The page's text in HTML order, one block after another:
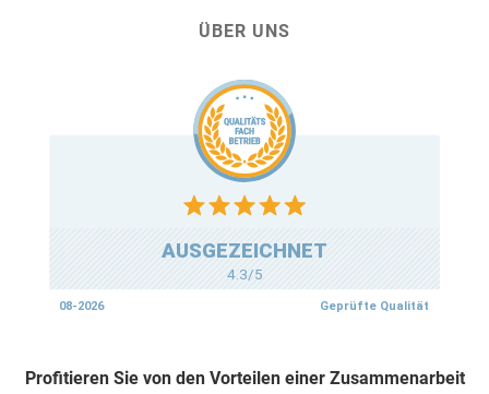
ÜBER UNS
Profitieren Sie von den Vorteilen einer Zusammenarbeit